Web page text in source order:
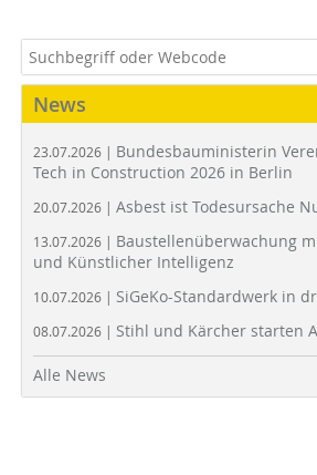
News
23.07.2026 | Bundesbauministerin
Tech in Construction 2026 in Berlin
20.07.2026 | Asbest ist Todesursache
13.07.2026 | Baustellenüberwachung
und Künstlicher Intelligenz
10.07.2026 | SiGeKo-Standardwerk in
08.07.2026 | Stihl und Kärcher starten
Alle News